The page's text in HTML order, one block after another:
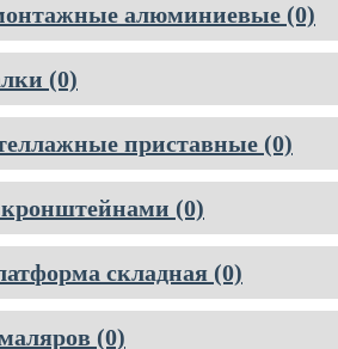
алюминиевые (0)
(0)
приставные (0)
(0)
складная (0)
(0)